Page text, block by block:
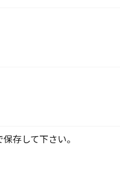
存して下さい。